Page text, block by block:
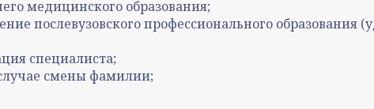
медицинского образования;
послевузовского профессионального образования
специалиста;
смены фамилии;